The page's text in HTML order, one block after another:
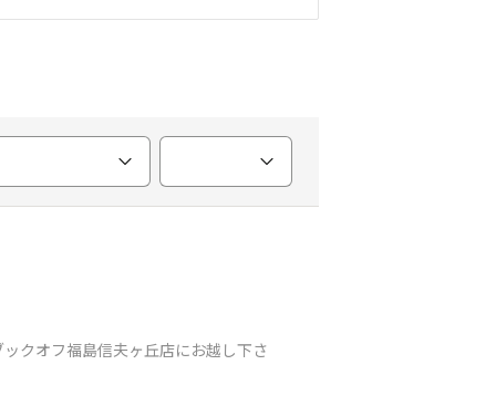
クオフ福島信夫ヶ丘店にお越し下さ